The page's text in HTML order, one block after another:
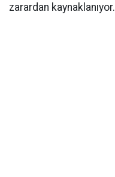
zarardan kaynaklanıyor.